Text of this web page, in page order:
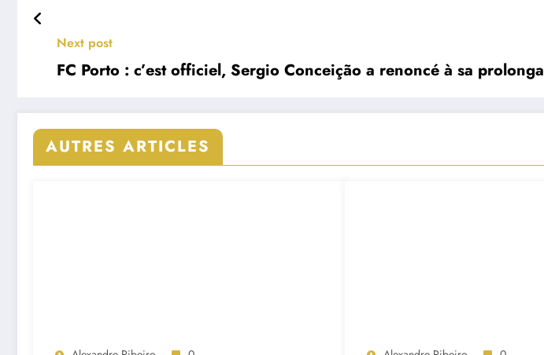
Next post
FC Porto : c’est officiel, Sergio Conceição a renoncé à sa
AUTRES ARTICLES